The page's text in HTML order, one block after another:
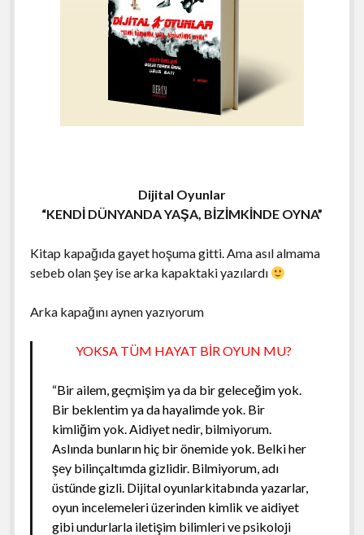
Dijital Oyunlar
“KENDİ DÜNYANDA YAŞA, BİZİMKİNDE OYNA”
Kitap kapağıda gayet hoşuma gitti. Ama asıl almama
sebeb olan şey ise arka kapaktaki yazılardı
Arka kapağını aynen yazıyorum
YOKSA TÜM HAYAT BİR OYUN MU?
“Bir ailem, geçmişim ya da bir geleceğim yok.
Bir beklentim ya da hayalimde yok. Bir
kimliğim yok. Aidiyet nedir, bilmiyorum.
Aslında bunların hiç bir önemide yok. Belki her
şey bilinçaltımda gizlidir. Bilmiyorum, adı
üstünde gizli. Dijital oyunlarkitabında yazarlar,
oyun incelemeleri üzerinden kimlik ve aidiyet
gibi undurlarla iletişim bilimleri ve psikoloji